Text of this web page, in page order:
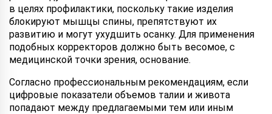
в целях профилактики, поскольку такие изделия
блокируют мышцы спины, препятствуют их
развитию и могут ухудшить осанку. Для применения
подобных корректоров должно быть весомое, с
медицинской точки зрения, основание.
Согласно профессиональным рекомендациям, если
цифровые показатели объемов талии и живота
попадают между предлагаемыми тем или иным